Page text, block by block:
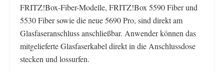
FRITZ!Box-Fiber-Modelle, FRITZ!Box 5590 Fiber und
5530 Fiber sowie die neue 5690 Pro, sind direkt am
Glasfaseranschluss anschließbar. Anwender können das
mitgelieferte Glasfaserkabel direkt in die Anschlussdose
stecken und lossurfen.